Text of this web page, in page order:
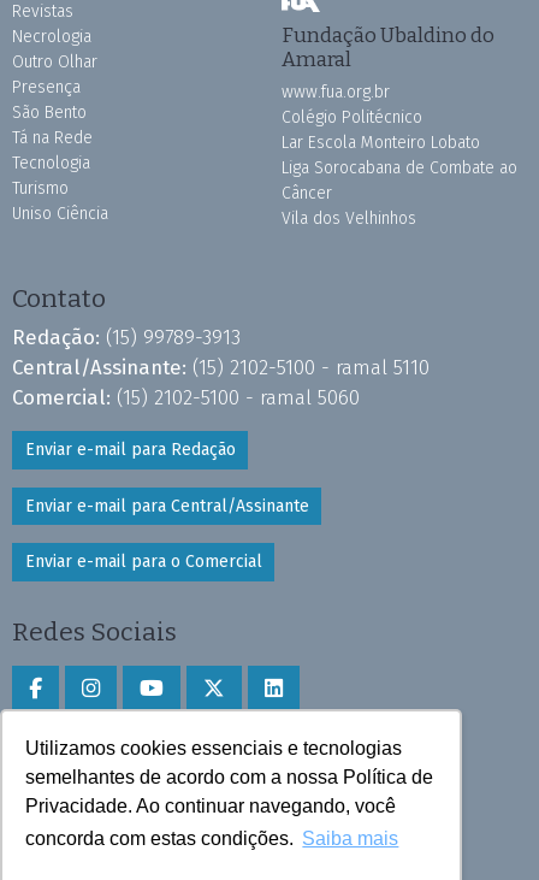
Utilizamos cookies essenciais e tecnologias
semelhantes de acordo com a nossa Política de
Privacidade. Ao continuar navegando, você
concorda com estas condições. Saiba mais
Revistas
Necrologia
Outro Olhar
Presença
São Bento
Tá na Rede
Tecnologia
Turismo
Uniso Ciência
Fundação Ubaldino do
Amaral
www.fua.org.br
Colégio Politécnico
Lar Escola Monteiro Lobato
Liga Sorocabana de Combate ao
Câncer
Vila dos Velhinhos
Contato
Redação: (15) 99789-3913
Central/Assinante: (15) 2102-5100 - ramal 5110
Comercial: (15) 2102-5100 - ramal 5060
Enviar e-mail para Redação
Enviar e-mail para Central/Assinante
Enviar e-mail para o Comercial
Redes Sociais
Faça download do aplicativo
Play Store e App Store